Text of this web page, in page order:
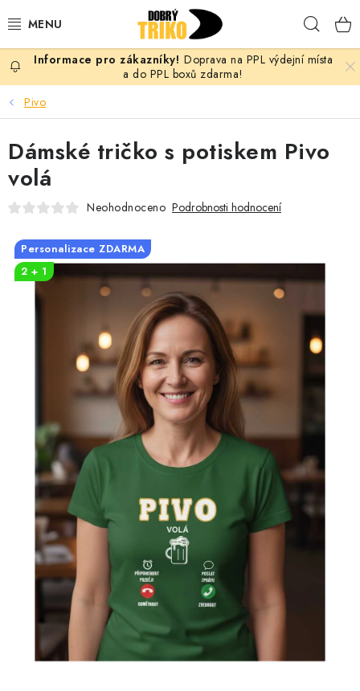
na
PRO ŽENY
PRO MUŽE
PRO DĚTI
PRO PÁRY
VLASTNÍ MOTIV
OKAMŽITĚ K ODBĚRU
B2B
MÁM SRDCE POMÁHÁM
VÁNOCE
PROVIZNÍ SYSTÉM
Časté otázky
Doprava a platba
Obchodní podmínky
Zásady zpracování ochrany osobních údajů
Napište nám
Doprava na PPL výdejní místa
a do PPL boxů zdarma!
Pivo
Dámské tričko s potiskem Pivo
volá
Neohodnoceno Podrobnosti hodnocení
Personalizace ZDARMA
2 + 1